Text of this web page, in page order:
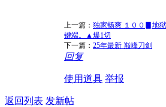
上一篇： 独家畅爽 １００▊地
键端。▲爆1切
下一篇： 25年最新 巅峰刀剑
回复
使用道具 举报
返回列表 发新帖